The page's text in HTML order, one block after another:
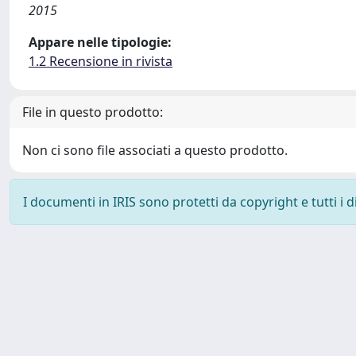
2015
Appare nelle tipologie:
1.2 Recensione in rivista
File in questo prodotto:
Non ci sono file associati a questo prodotto.
I documenti in IRIS sono protetti da copyright e tutti i